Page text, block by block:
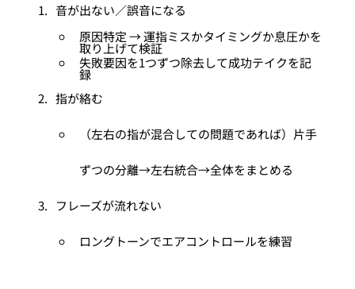
音が出ない／誤音になる
原因特定 → 運指ミスかタイミングか息圧かを
取り上げて検証
失敗要因を1つずつ除去して成功テイクを記
録
指が絡む
（左右の指が混合しての問題であれば）片手
ずつの分離→左右統合→全体をまとめる
フレーズが流れない
ロングトーンでエアコントロールを練習